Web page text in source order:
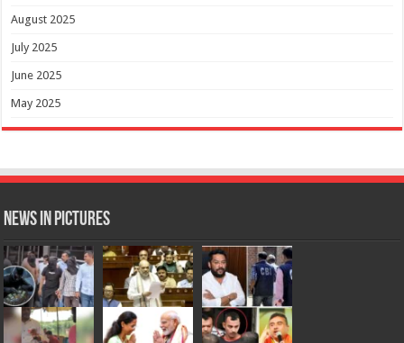
August 2025
July 2025
June 2025
May 2025
News in Pictures